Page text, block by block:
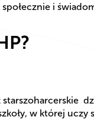
i
w której